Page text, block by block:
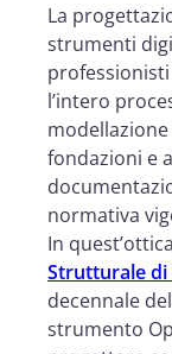
La
strumenti
l’intero
fondazioni e
normativa
In
Strutturale
decennale
strumento